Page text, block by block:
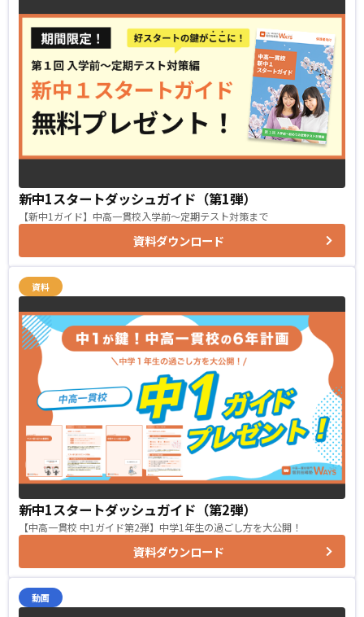
新中1スタートダッシュガイド（第1弾）
【新中1ガイド】中高一貫校入学前〜定期テスト対策まで
資料ダウンロード
資料
新中1スタートダッシュガイド（第2弾）
【中高一貫校 中1ガイド第2弾】中学1年生の過ごし方を大公開！
資料ダウンロード
動画